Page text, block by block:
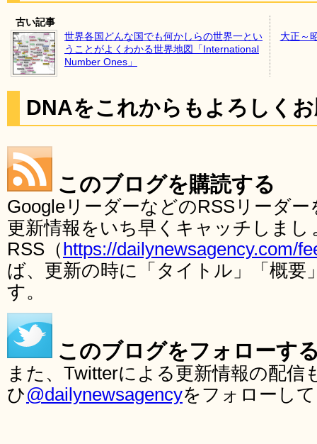
古い記事
世界各国どんな国でも何かしらの世界一とい
うことがよくわかる世界地図「International
Number Ones」
大正～
DNAをこれからもよろしく
このブログを購読する
GoogleリーダーなどのRSSリーダ
更新情報をいち早くキャッチしま
RSS（ https://dailynewsagency.com/
ば、更新の時に「タイトル」「概要
す。
このブログをフォローす
また、Twitterによる更新情報の配
ひ@dailynewsagencyをフォローし